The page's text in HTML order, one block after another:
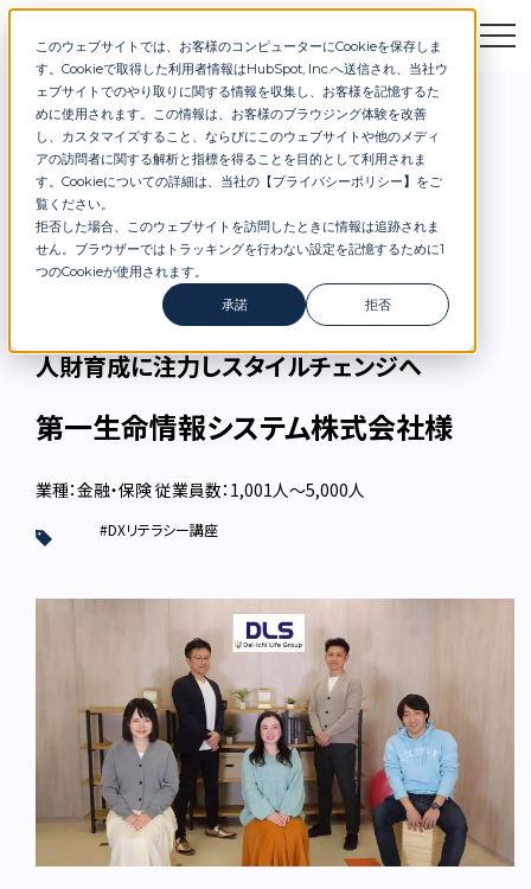
このウェブサイトでは、お客様のコンピューターにCookieを保存しま
す。Cookieで取得した利用者情報はHubSpot, Inc.へ送信され、当社ウ
ェブサイトでのやり取りに関する情報を収集し、お客様を記憶するた
めに使用されます。この情報は、お客様のブラウジング体験を改善
し、カスタマイズすること、ならびにこのウェブサイトや他のメディ
アの訪問者に関する解析と指標を得ることを目的として利用されま
す。Cookieについての詳細は、当社の【プライバシーポリシー】 をご
覧ください。
拒否した場合、このウェブサイトを訪問したときに情報は追跡されま
せん。ブラウザーではトラッキングを行わない設定を記憶するために1
つのCookieが使用されます。
承諾
拒否
お問合せ セミナー 資料DL
導入事例 人財育成に注力しスタイルチェンジへ
CASE
導入事例
人財育成に注力しスタイルチェンジへ
第一生命情報システム株式会社様
業種：金融・保険従業員数：1,001人〜5,000人
#DXリテラシー講座